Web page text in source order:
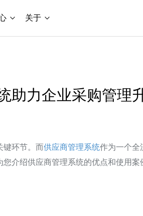
关于
力企业采购管理
键环节。而供应商管理系统作为一个全
介绍供应商管理系统的优点和使用案